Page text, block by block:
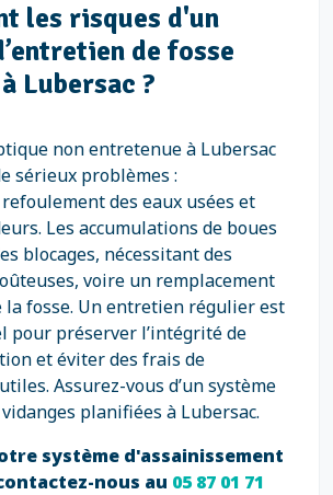
les risques d'un
de fosse
Lubersac ?
non entretenue à Lubersac
sérieux problèmes :
des eaux usées et
Les accumulations de boues
blocages, nécessitant des
voire un remplacement
la fosse. Un entretien régulier est
pour préserver l’intégrité de
et éviter des frais de
Assurez-vous d’un système
planifiées à Lubersac.
système d'assainissement
nous au 05 87 01 71